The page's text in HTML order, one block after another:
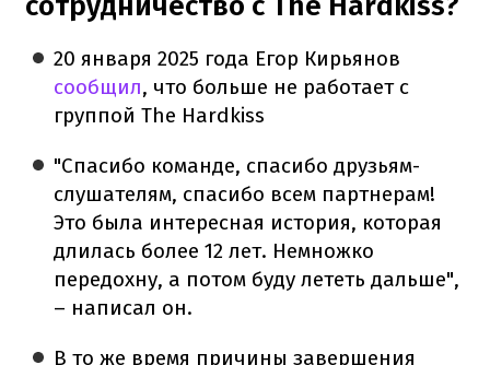
20 января 2025 года Егор Кирьянов
сообщил, что больше не работает с
группой The Hardkiss
"Спасибо команде, спасибо друзьям-
слушателям, спасибо всем партнерам!
Это была интересная история, которая
длилась более 12 лет. Немножко
передохну, а потом буду лететь дальше",
– написал он.
В то же время причины завершения